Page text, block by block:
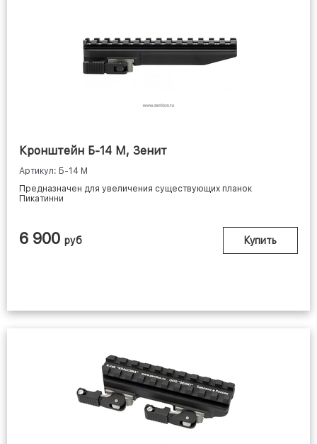
Кронштейн Б-14 М, Зенит
Артикул: Б-14 М
Предназначен для увеличения существующих планок
Пикатинни
6 900 руб Купить